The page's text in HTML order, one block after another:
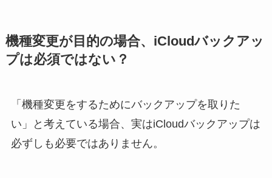
機種変更が目的の場合、iCloudバックアッ
プは必須ではない？
「機種変更をするためにバックアップを取りた
い」と考えている場合、実はiCloudバックアップは
必ずしも必要ではありません。